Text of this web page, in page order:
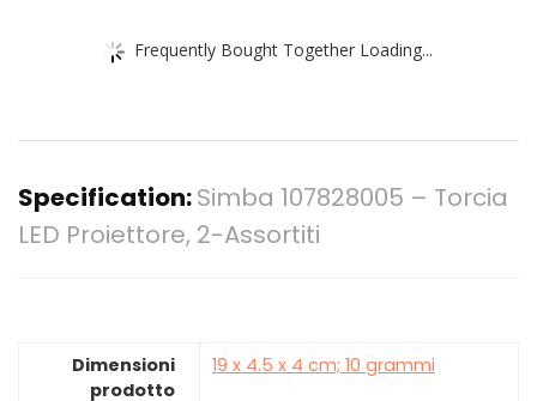
Frequently Bought Together Loading...
Specification:Simba 107828005 – Torcia
LED Proiettore, 2-Assortiti
Dimensioni
prodotto
‎19 x 4.5 x 4 cm; 10 grammi